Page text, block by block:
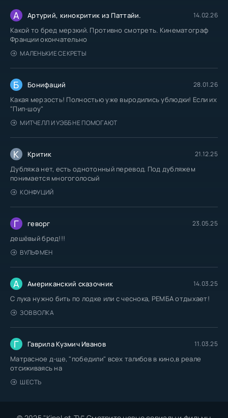
А Артурий, кинокритик из Паттайи. 14.02.26
Какой то бред мерзкий. Противно смотреть. Кинематограф
Франции окончательно
МАЛЕНЬКИЕ СЕКРЕТЫ
Б Бонифаций 28.01.26
Какая мерзость! Полностью уже выродились ублюдки! Если их
"Пип-шоу"
МИТЧЕЛЛ И УЭББ НЕ ПОМОГАЮТ
К Критик 21.12.25
Дубляжа нет, есть однотонный перевод. Под дубляжем
понимается многоголосый
КОНФУЦИЙ
Г геворг 23.05.25
дешёвый бред!!!
ВУЛЬФМЕН
А Американский сказочник 14.03.25
С лука нужно бить по лодке или с чеснока, РЕМБА отдыхает!
ЗОВ ВОЛКА
Г Гаврила Кузмич Иванов 11.03.25
Матрасное д-ще, "победили" всех талибов в кино,в реале
отсиживаясь на
ШЕСТЬ